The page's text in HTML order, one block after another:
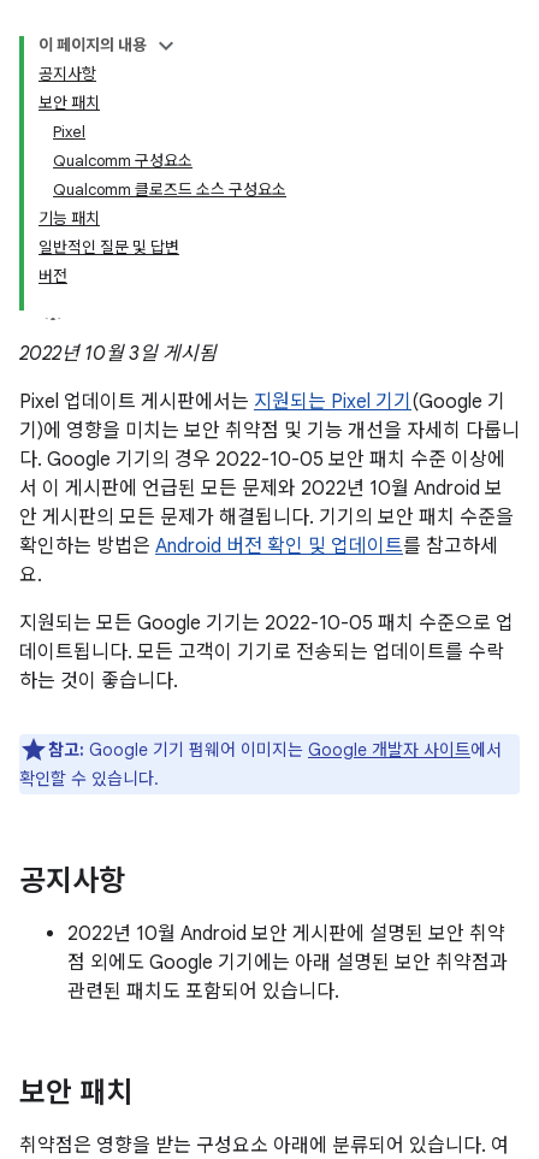
이 페이지의 내용
공지사항
보안 패치
Pixel
Qualcomm 구성요소
Qualcomm 클로즈드 소스 구성요소
기능 패치
일반적인 질문 및 답변
버전
2022년 10월 3일 게시됨
Pixel 업데이트 게시판에서는 지원되는 Pixel 기기 (Google 기
기)에 영향을 미치는 보안 취약점 및 기능 개선을 자세히 다룹니
다. Google 기기의 경우 2022-10-05 보안 패치 수준 이상에
서 이 게시판에 언급된 모든 문제와 2022년 10월 Android 보
안 게시판의 모든 문제가 해결됩니다. 기기의 보안 패치 수준을
확인하는 방법은 Android 버전 확인 및 업데이트를 참고하세
요.
지원되는 모든 Google 기기는 2022-10-05 패치 수준으로 업
데이트됩니다. 모든 고객이 기기로 전송되는 업데이트를 수락
하는 것이 좋습니다.
참고: Google 기기 펌웨어 이미지는 Google 개발자 사이트에서
확인할 수 있습니다.
공지사항
2022년 10월 Android 보안 게시판에 설명된 보안 취약
점 외에도 Google 기기에는 아래 설명된 보안 취약점과
관련된 패치도 포함되어 있습니다.
보안 패치
취약점은 영향을 받는 구성요소 아래에 분류되어 있습니다. 여